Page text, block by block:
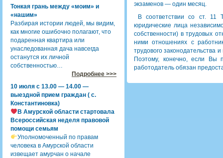
Тонкая грань между «моим» и
«нашим»
Разбирая истории людей, мы видим,
как многие ошибочно полагают, что
подаренная квартира или
унаследованная дача навсегда
останутся их личной
собственностью…
Подробнее >>>
10 июля с 13.00 — 14.00 —
выездной прием граждан ( с.
Константиновка)
В Амурской области стартовала
Всероссийская неделя правовой
помощи семьям
Уполномоченный по правам
человека в Амурской области
извещает амурчан о начале
экзаменов — один месяц.
В соответствии со ст. 11
юридические лица
собственности) в трудовых
ними отношениях с
трудового законодательства
Поэтому, конечно, если Вы
работодатель обязан